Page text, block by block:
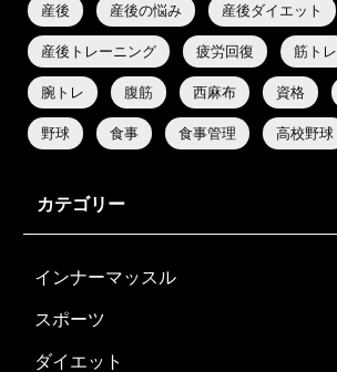
産後 産後の悩み 産後ダイエット
産後トレーニング 疲労回復 筋トレ
腕トレ 腹筋 西麻布 資格
野球 食事 食事管理 高校野球
カテゴリー
インナーマッスル
スポーツ
ダイエット